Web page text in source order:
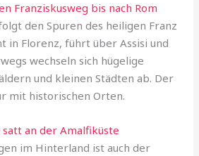
Franziskusweg bis nach Rom
den Spuren des heiligen Franz
in Florenz, führt über Assisi und
wechseln sich hügelige
und kleinen Städten ab. Der
mit historischen Orten.
satt an der Amalfiküste
im Hinterland ist auch der